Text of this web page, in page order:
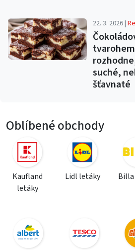
22. 3. 2026 |
suché,
šťavnaté
Oblíbené obchody
Kaufland
letáky
Lidl letáky